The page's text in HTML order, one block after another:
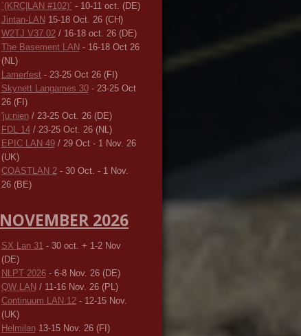
`(KRC|LAN #102)´ - 10-11 oct. (DE)
Jintan-LAN 15-18 Oct. 26 (CH)
W2TJ V37.02/ 16-18 oct. 26 (DE)
The Basement LAN - 16-18 Oct 26
(NL)
Lamerfest- 23-25 Oct 26 (FI)
Skynett Langames 30- 23-25 Oct
26 (FI)
'ju:nien/ 23-25 Oct. 26 (DE)
FDL 14/ 23-25 Oct. 26 (NL)
EPIC LAN 49/ 29 Oct - 1 Nov. 26
(UK)
COASTLAN 2- 30 Oct. - 1 Nov.
26 (BE)
NOVEMBER 2026
SX Lan 31- 30 oct. + 1-2 Nov
(DE)
NLPT 2026- 6-8 Nov. 26 (DE)
QW LAN / 11-16 Nov. 26 (PL)
Continuum LAN 12- 12-15 Nov.
(UK)
Helmilan13-15 Nov. 26 (FI)